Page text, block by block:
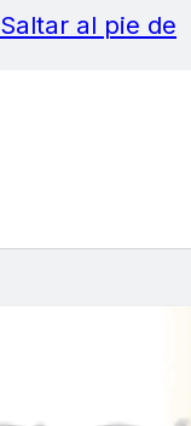
Saltar al pie de